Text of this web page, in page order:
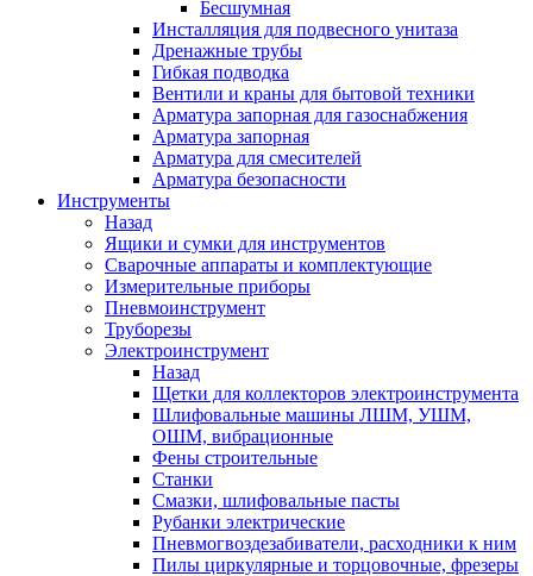
Бесшумная
Инсталляция для подвесного унитаза
Дренажные трубы
Гибкая подводка
Вентили и краны для бытовой техники
Арматура запорная для газоснабжения
Арматура запорная
Арматура для смесителей
Арматура безопасности
Инструменты
Назад
Ящики и сумки для инструментов
Сварочные аппараты и комплектующие
Измерительные приборы
Пневмоинструмент
Труборезы
Электроинструмент
Назад
Щетки для коллекторов электроинструмента
Шлифовальные машины ЛШМ, УШМ,
ОШМ, вибрационные
Фены строительные
Станки
Смазки, шлифовальные пасты
Рубанки электрические
Пневмогвоздезабиватели, расходники к ним
Пилы циркулярные и торцовочные, фрезеры